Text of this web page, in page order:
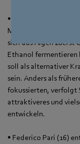
• Samuele Micali
Mailand, untersucht
sich aus Algen zuerst
Ethanol fermentieren
soll als alternativer
sein. Anders als
fokussierten, verfolgt
attraktiveres und
entwickeln.
• Federico Pari (16)